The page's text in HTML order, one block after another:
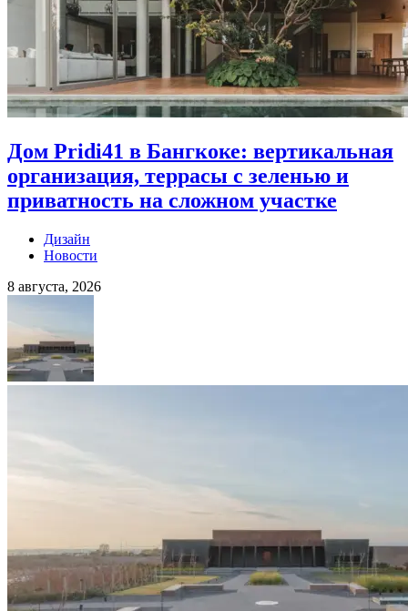
Дом Pridi41 в Бангкоке: вертикальная
организация, террасы с зеленью и
приватность на сложном участке
Дизайн
Новости
8 августа, 2026